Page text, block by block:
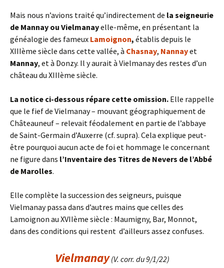
Mais nous n’avions traité qu’indirectement de la seigneurie
de Mannay ou Vielmanayelle-même, en présentant la
généalogie des fameux Lamoignon, établis depuis le
XIIIème siècle dans cette vallée, à Chasnay, Nannayet
Mannay, et à Donzy. Il y aurait à Vielmanay des restes d’un
château du XIIIème siècle.
La notice ci-dessous répare cette omission. Elle rappelle
que le fief de Vielmanay – mouvant géographiquement de
Châteauneuf – relevait féodalement en partie de l’abbaye
de Saint-Germain d’Auxerre (cf. supra). Cela explique peut-
être pourquoi aucun acte de foi et hommage le concernant
ne figure dans l’Inventaire des Titres de Nevers de l’Abbé
de Marolles.
Elle complète la succession des seigneurs, puisque
Vielmanay passa dans d’autres mains que celles des
Lamoignon au XVIIème siècle : Maumigny, Bar, Monnot,
dans des conditions qui restent d’ailleurs assez confuses.
Vielmanay (V. corr. du 9/1/22)